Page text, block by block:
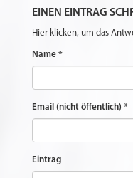
EINEN EINTRAG
Hier klicken, um das
Name *
Email (nicht öffentlich) *
Eintrag